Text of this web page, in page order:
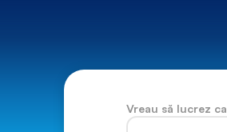
Vreau să lucrez ca